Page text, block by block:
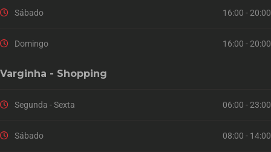
Sábado 16:00 - 20:00
Domingo 16:00 - 20:00
Varginha - Shopping
Segunda - Sexta 06:00 - 23:00
Sábado 08:00 - 14:00